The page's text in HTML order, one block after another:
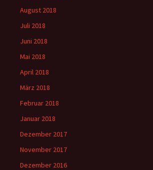
August 2018
Juli 2018
Juni 2018
Mai 2018
April 2018
März 2018
Februar 2018
Januar 2018
Dezember 2017
November 2017
Dezember 2016